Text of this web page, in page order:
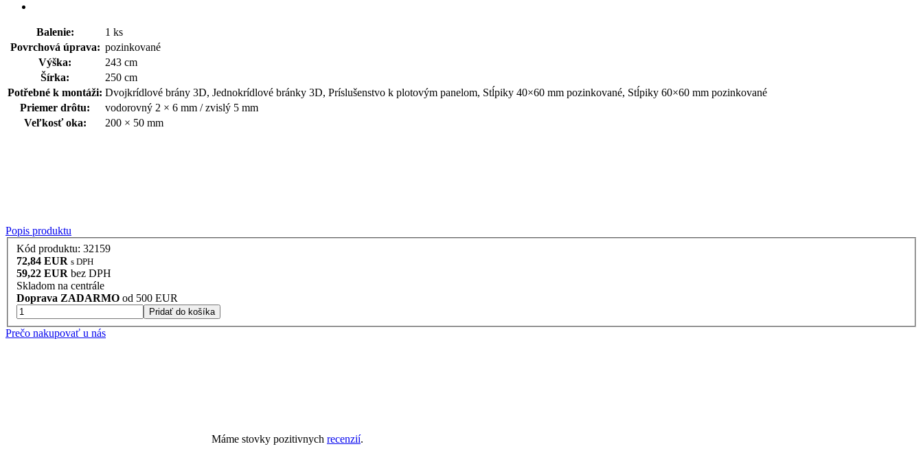
Balenie:
1 ks
Povrchová úprava: pozinkované
Výška:
243 cm
Šírka:
250 cm
Potřebné k montáži: Dvojkrídlové brány 3D, Jednokrídlové bránky 3D, Príslušenstvo k plotovým panelom, Stĺpiky 40×60 mm pozinkované, Stĺpiky 60×60 mm pozinkované
Priemer drôtu:
vodorovný 2 × 6 mm / zvislý 5 mm
Veľkosť oka:
200 × 50 mm
Popis produktu
Kód produktu: 32159
72,84 EUR s DPH
59,22 EUR bez DPH
Skladom na centrále
Doprava ZADARMO od 500 EUR
Pridať do košíka
Prečo nakupovať u nás
Máme stovky pozitivnych recenzií.